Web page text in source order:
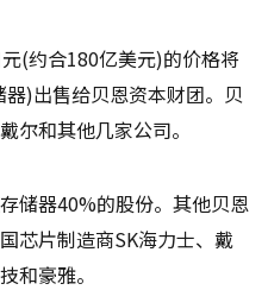
(约合180亿美元)的价格将
)出售给贝恩资本财团。贝
尔和其他几家公司。
储器40%的股份。其他贝恩
芯片制造商SK海力士、戴
和豪雅。